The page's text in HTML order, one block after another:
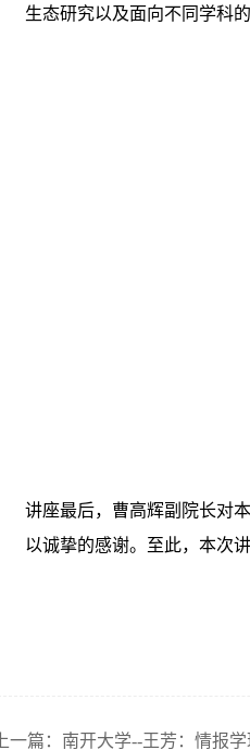
生态研究以及面向不同学科
讲座最后，曹高辉副院长对
以诚挚的感谢。至此，本次
上一篇：南开大学--王芳：情报